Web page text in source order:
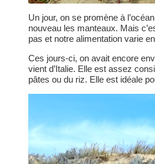
Un jour, on se promène à
nouveau les manteaux. Mais
pas et notre alimentation varie
Ces jours-ci, on avait encore
vient d’Italie. Elle est assez
pâtes ou du riz. Elle est idéale